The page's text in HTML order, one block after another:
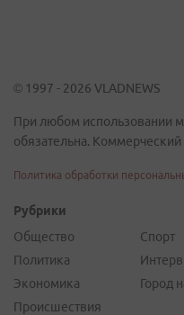
© 1997 - 2026 VLADNEWS
При любом использовании
обязательна.
Политика обработки
Рубрики
Общество
Политика
Экономика
Происшествия
Спорт
Город